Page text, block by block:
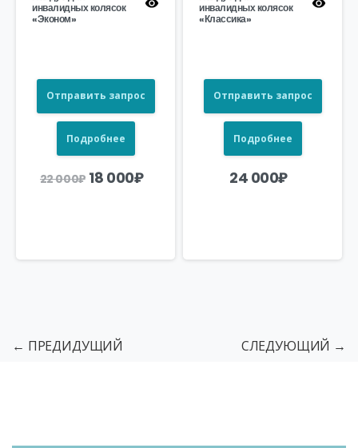
инвалидных колясок
«Эконом»
Отправить запрос
Подробнее
22 000₽ Первоначальная
цена
18 000₽Текущая
инвалидных колясок
«Классика»
Отправить запрос
Подробнее
24 000₽
← ПРЕДИДУЩИЙ СЛЕДУЮЩИЙ →